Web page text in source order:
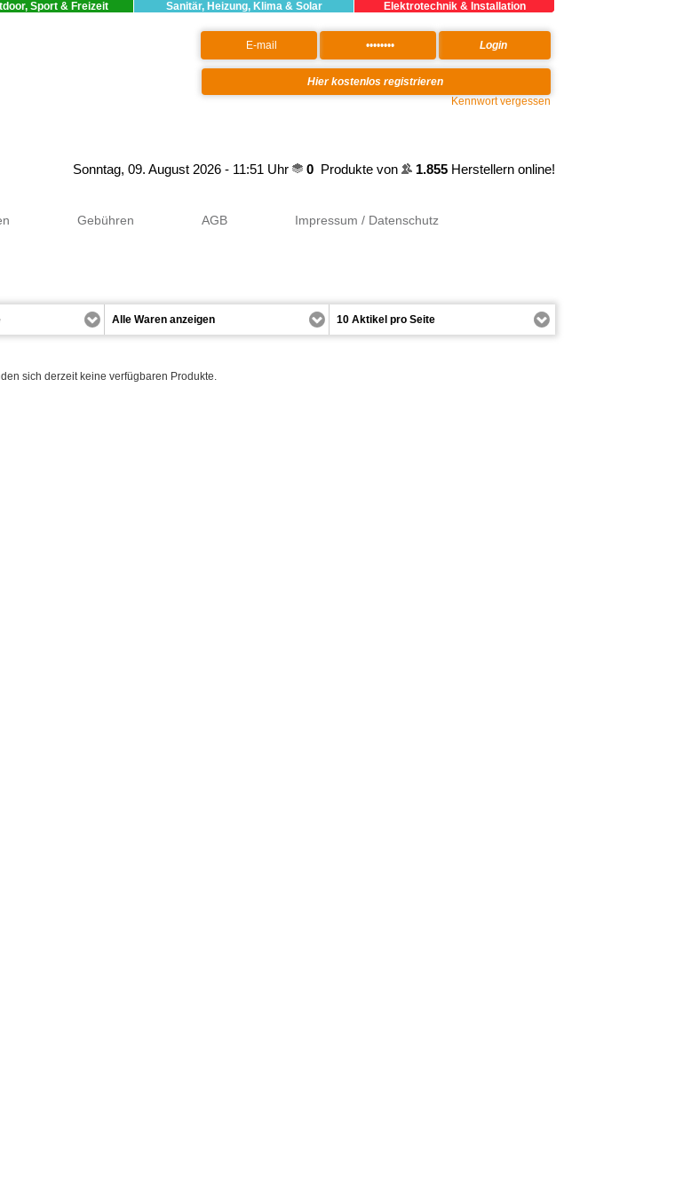
Sport & Freizeit Sanitär, Heizung, Klima & Solar Elektrotechnik & Installation
Kennwort vergessen
Sonntag, 09. August 2026 - 11:51 Uhr 0 Produkte von 1.855 Herstellern online!
Gebühren AGB Impressum / Datenschutz
sich derzeit keine verfügbaren Produkte.